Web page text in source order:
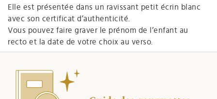
Elle est présentée dans un ravissant petit écrin blanc
avec son certificat d’authenticité.
Vous pouvez faire graver le prénom de l’enfant au
recto et la date de votre choix au verso.